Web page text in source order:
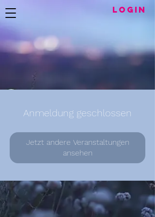
LogIN
Anmeldung geschlossen
Jetzt andere Veranstaltungen
ansehen